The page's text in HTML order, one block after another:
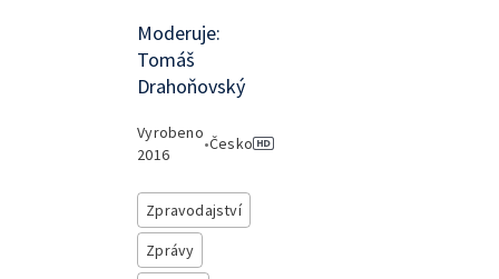
Moderuje:
Tomáš
Drahoňovský
Vyrobeno
2016
•Česko
Zpravodajství
Zprávy